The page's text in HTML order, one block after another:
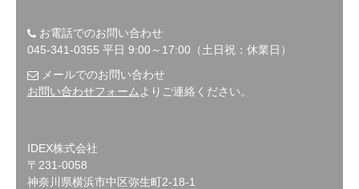
お電話でのお問い合わせ
045-341-0355 平日 9:00～17:00（土日祝：休業日）
メールでのお問い合わせ
お問い合わせフォーム よりご連絡ください。
IDEX株式会社
〒231-0058
神奈川県横浜市中区弥生町2-18-1